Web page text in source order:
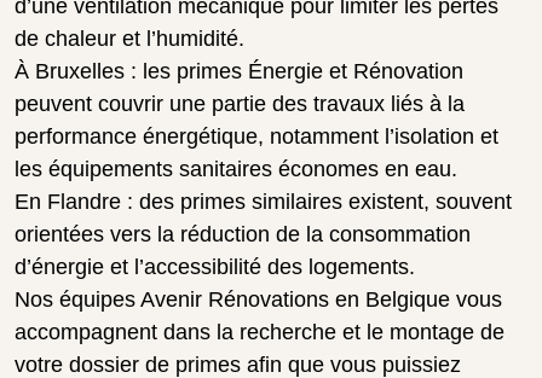
d’une ventilation mécanique pour limiter les pertes
de chaleur et l’humidité.
À Bruxelles : les primes Énergie et Rénovation
peuvent couvrir une partie des travaux liés à la
performance énergétique, notamment l’isolation et
les équipements sanitaires économes en eau.
En Flandre : des primes similaires existent, souvent
orientées vers la réduction de la consommation
d’énergie et l’accessibilité des logements.
Nos équipes Avenir Rénovations en Belgique vous
accompagnent dans la recherche et le montage de
votre dossier de primes afin que vous puissiez